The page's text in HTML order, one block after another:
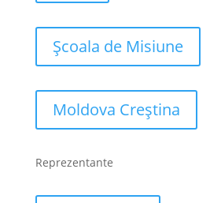
Școala de Misiune
Moldova Creștina
Reprezentante